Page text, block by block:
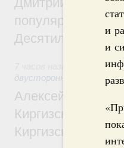
и
и
популярного
Десятилетия
двусторонней основе
Алексей Оверчук
Киргизского
Киргизской